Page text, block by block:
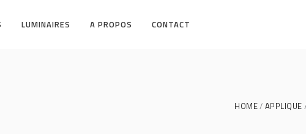
LUMINAIRES A PROPOS CONTACT
HOME APPLIQUE